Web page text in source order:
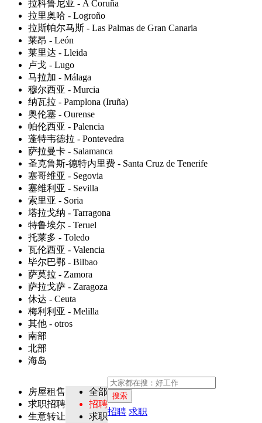
拉科鲁尼亚 - A Coruña
拉里奥哈 - Logroño
拉斯帕尔马斯 - Las Palmas de Gran Canaria
莱昂 - León
莱里达 - Lleida
卢戈 - Lugo
马拉加 - Málaga
穆尔西亚 - Murcia
纳瓦拉 - Pamplona (Iruña)
奥伦塞 - Ourense
帕伦西亚 - Palencia
蓬特韦德拉 - Pontevedra
萨拉曼卡 - Salamanca
圣克鲁斯-德特内里费 - Santa Cruz de Tenerife
塞哥维亚 - Segovia
塞维利亚 - Sevilla
索里亚 - Soria
塔拉戈纳 - Tarragona
特鲁埃尔 - Teruel
托莱多 - Toledo
瓦伦西亚 - Valencia
毕尔巴鄂 - Bilbao
萨莫拉 - Zamora
萨拉戈萨 - Zaragoza
休达 - Ceuta
梅利利亚 - Melilla
其他 - otros
南部
北部
海岛
房屋租售
求职招聘
生意转让
全部
招聘
求职
搜索
招聘 求职